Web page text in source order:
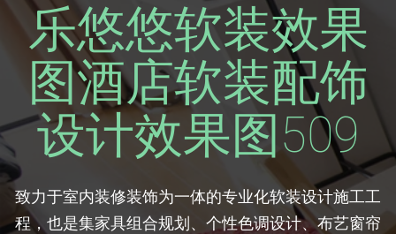
乐悠悠软装效果
图酒店软装配饰
设计效果图509
致力于室内装修装饰为一体的专业化软装设计施工工
程，也是集家具组合规划、个性色调设计、布艺窗帘